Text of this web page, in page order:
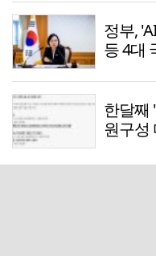
정부,
등 4대
한달째
원구성